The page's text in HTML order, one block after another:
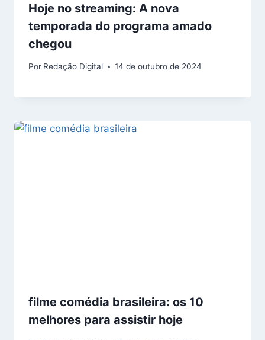
Hoje no streaming: A nova
temporada do programa amado
chegou
Por Redação Digital 14 de outubro de 2024
filme comédia brasileira: os 10
melhores para assistir hoje